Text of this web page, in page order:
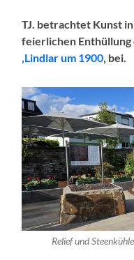
TJ. betrachtet Kunst
feierlichen Enthüllung
‚Lindlar um 1900‚ bei.
Relief und